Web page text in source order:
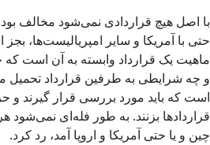
با اصل هیچ قراردادی نمی‌شود مخالف بود.
حتی با آمریکا و سایر امپریالیست‌ها،
ماهیت یک قرارداد وابسته به آن است که
و چه شرایطی به طرفین قرارداد تحمیل
است که باید مورد بررسی قرار گیرند و
قراردادها بزنند. به طور فله‌ای نمی‌شود
چین و یا حتی آمریکا و اروپا آمد، رد کرد.